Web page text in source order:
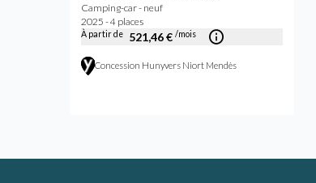
Camping-car - neuf
2025 - 4 places
À partir de 521,46 € /mois
Concession Hunyvers Niort Mendès